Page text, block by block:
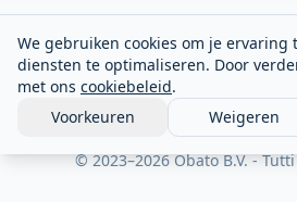
We gebruiken cookies om je ervaring
diensten te optimaliseren. Door
met ons cookiebeleid.
Voorkeuren
Weigeren
© 2023–2026 Obato B.V. -